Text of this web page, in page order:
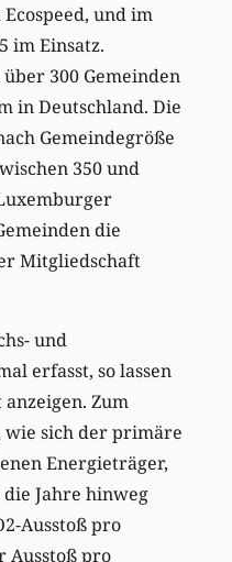
und im
im Einsatz.
300 Gemeinden
in Deutschland. Die
Gemeindegröße
350 und
die
Mitgliedschaft
und
erfasst, so lassen
Zum
wie sich der primäre
Energieträger,
Jahre hinweg
Ausstoß pro
Ausstoß pro